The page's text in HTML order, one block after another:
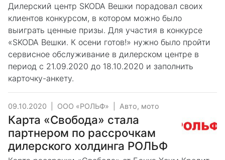
Дилерский центр SKODA Вешки порадовал своих
клиентов конкурсом, в котором можно было
выиграть ценные призы. Для участия в конкурсе
«SKODA Вешки. К осени готов!» нужно было пройти
сервисное обслуживание в дилерском центре в
период с 21.09.2020 до 18.10.2020 и заполнить
карточку-анкету.
09.10.2020 ООО «РОЛЬФ» Авто, мото
Карта «Свобода» стала
партнером по рассрочкам
дилерского холдинга РОЛЬФ